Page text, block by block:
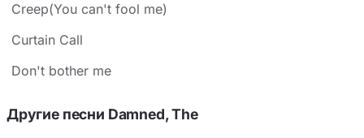
Creep(You can't fool me)
Curtain Call
Don't bother me
Другие песни Damned, The